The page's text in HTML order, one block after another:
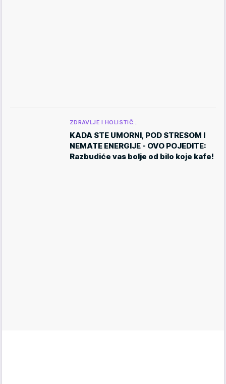
ZDRAVLJE I HOLISTIČ…
KADA STE UMORNI, POD STRESOM I
NEMATE ENERGIJE - OVO POJEDITE:
Razbudiće vas bolje od bilo koje kafe!